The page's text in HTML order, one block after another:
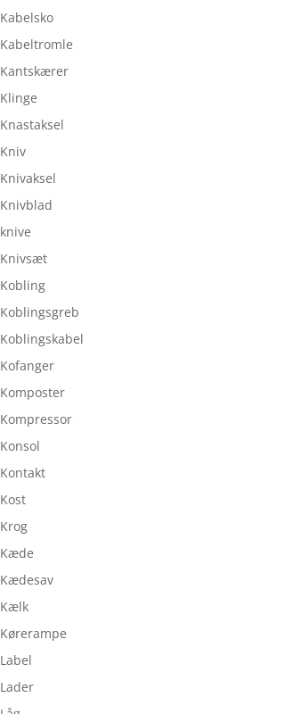
Kabelsko
Kabeltromle
Kantskærer
Klinge
Knastaksel
Kniv
Knivaksel
Knivblad
knive
Knivsæt
Kobling
Koblingsgreb
Koblingskabel
Kofanger
Komposter
Kompressor
Konsol
Kontakt
Kost
Krog
Kæde
Kædesav
Kælk
Kørerampe
Label
Lader